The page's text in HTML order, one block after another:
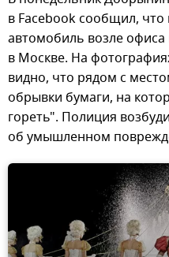
в Facebook сообщил,
автомобиль возле офиса
в Москве. На
видно, что рядом с
обрывки бумаги, на
гореть". Полиция
об умышленном